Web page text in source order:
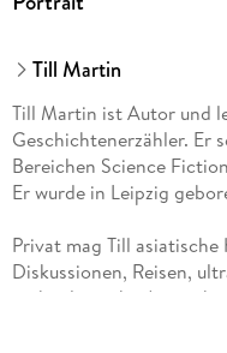
Till Martin
Till Martin ist Autor und
Geschichtenerzähler. Er
Bereichen Science
Er wurde in Leipzig
Privat mag Till
Diskussionen, Reisen,
archäologische